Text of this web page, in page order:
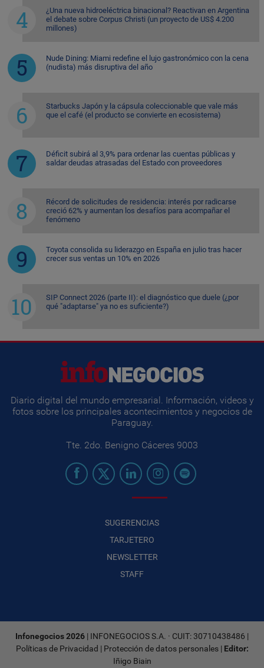
¿Una nueva hidroeléctrica binacional? Reactivan en Argentina
el debate sobre Corpus Christi (un proyecto de US$ 4.200
millones)
Nude Dining: Miami redefine el lujo gastronómico con la cena
(nudista) más disruptiva del año
Starbucks Japón y la cápsula coleccionable que vale más
que el café (el producto se convierte en ecosistema)
Déficit subirá al 3,9% para ordenar las cuentas públicas y
saldar deudas atrasadas del Estado con proveedores
Récord de solicitudes de residencia: interés por radicarse
creció 62% y aumentan los desafíos para acompañar el
fenómeno
Toyota consolida su liderazgo en España en julio tras hacer
crecer sus ventas un 10% en 2026
SIP Connect 2026 (parte II): el diagnóstico que duele (¿por
qué "adaptarse" ya no es suficiente?)
Diario digital del mundo empresarial. Información, videos y
fotos sobre los principales acontecimientos y negocios de
Paraguay.
Tte. 2do. Benigno Cáceres 9003
SUGERENCIAS
TARJETERO
NEWSLETTER
STAFF
Infonegocios 2026 | INFONEGOCIOS S.A. · CUIT: 30710438486 |
Políticas de Privacidad | Protección de datos personales| Editor:
Iñigo Biain